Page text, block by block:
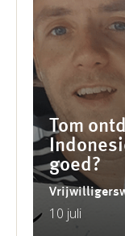
Tom
goed?
10 juli